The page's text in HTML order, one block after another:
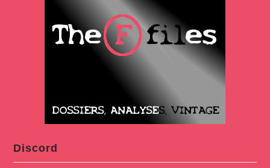
Discord